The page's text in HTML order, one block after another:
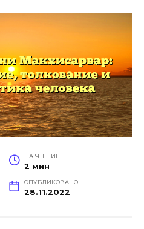
НА ЧТЕНИЕ
2 мин
ОПУБЛИКОВАНО
28.11.2022